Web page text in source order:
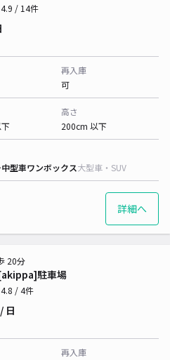
4.9 / 14件
再入庫
可
高さ
200cm 以下
中型車ワンボックス大型車・SUV
詳細へ
駐車場
20分
4.8 / 4件
/ 日
再入庫